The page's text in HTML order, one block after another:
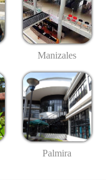
Manizales
Palmira